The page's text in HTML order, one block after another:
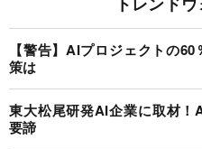
【警告】AIプロジェクトの
策は
東大松尾研発AI企業に取材
要諦